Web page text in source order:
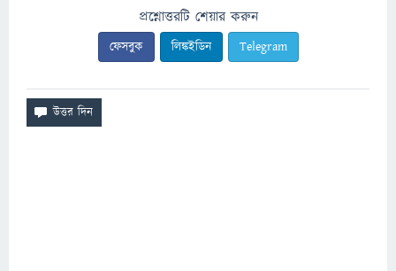
প্রশ্নোত্তরটি শেয়ার করুন
ফেসবুক লিঙ্কইডিন Telegram